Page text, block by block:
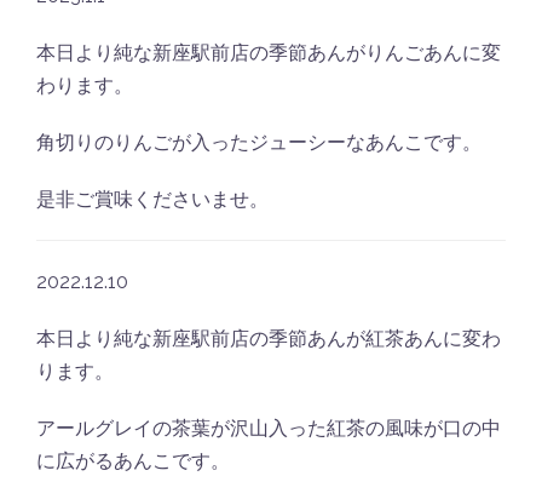
本日より純な新座駅前店の季節あんがりんごあんに変
わります。
角切りのりんごが入ったジューシーなあんこです。
是非ご賞味くださいませ。
2022.12.10
本日より純な新座駅前店の季節あんが紅茶あんに変わ
ります。
アールグレイの茶葉が沢山入った紅茶の風味が口の中
に広がるあんこです。